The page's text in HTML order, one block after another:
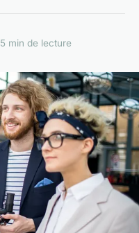
5 min de lecture